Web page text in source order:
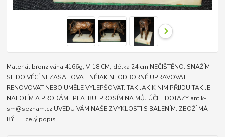
Materiál bronz váha 4166g, V, 18 CM, délka 24 cm NEČIŠTĚNO. SNAŽÍM
SE DO VĚCÍ NEZASAHOVAT, NĚJAK NEODBORNĚ UPRAVOVAT
RENOVOVAT NEBO UMĚLE VYLEPŠOVAT. TAK JAK K NIM PŘIJDU TAK JE
NAFOTÍM A PRODÁM. PLATBU PROSÍM NA MŮJ ÚČET.DOTAZY antik-
sm@seznam.cz UVEDU VÁM NAŠE ZVYKLOSTI S BALENÍM. ZBOŽÍ MÁ
BÝT ... celý popis